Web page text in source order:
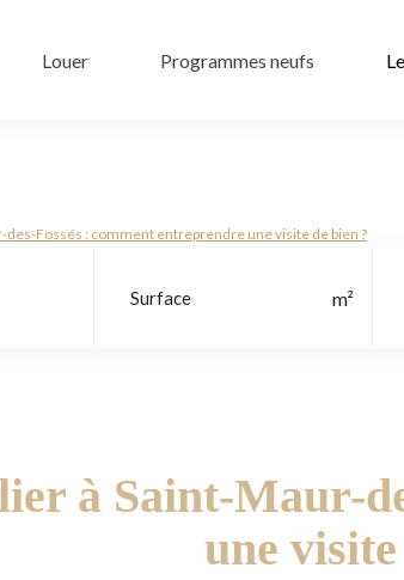
Louer Programmes neufs
Fossés : comment entreprendre une visite de bien ?
à Saint-Maur-
une